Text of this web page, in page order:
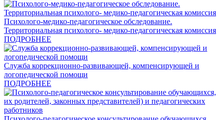
Психолого-медико-педагогическое обследование.
Территориальная психолого- медико-педагогическая комиссия
ПОДРОБНЕЕ
Служба коррекционно-развивающей, компенсирующей и
логопедической помощи
ПОДРОБНЕЕ